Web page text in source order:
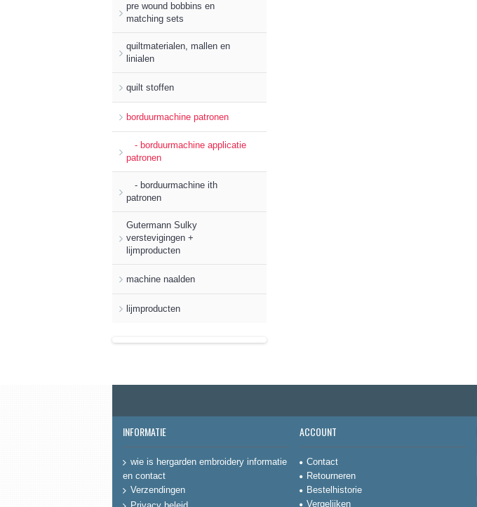
pre wound bobbins en
matching sets
quiltmaterialen, mallen en
linialen
quilt stoffen
borduurmachine patronen
- borduurmachine applicatie
patronen
- borduurmachine ith
patronen
Gutermann Sulky
verstevigingen +
lijmproducten
machine naalden
lijmproducten
INFORMATIE
wie is hergarden embroidery informatie
en contact
Verzendingen
ACCOUNT
Contact
Retourneren
Bestelhistorie
Vergelijken